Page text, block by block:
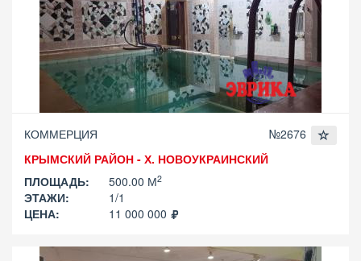
КОММЕРЦИЯ
№2676
КРЫМСКИЙ РАЙОН - Х. НОВОУКРАИНСКИЙ
ПЛОЩАДЬ:
500.00 М2
ЭТАЖИ:
1/1
ЦЕНА:
11 000 000